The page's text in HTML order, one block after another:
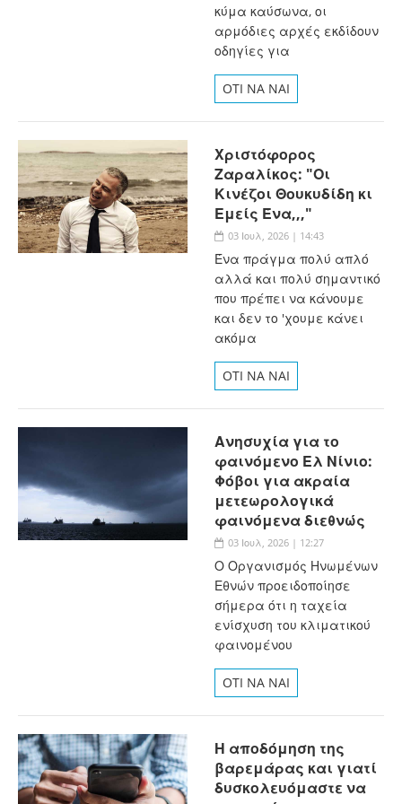
κύμα καύσωνα, οι
αρμόδιες αρχές εκδίδουν
οδηγίες για
OTI NA NAI
Χριστόφορος
Ζαραλίκος: "Οι
Κινέζοι Θουκυδίδη κι
Εμείς Ένα,,,"
03 Ιουλ, 2026 | 14:43
Ένα πράγμα πολύ απλό
αλλά και πολύ σημαντικό
που πρέπει να κάνουμε
και δεν το 'χουμε κάνει
ακόμα
OTI NA NAI
Ανησυχία για το
φαινόμενο Ελ Νίνιο:
Φόβοι για ακραία
μετεωρολογικά
φαινόμενα διεθνώς
03 Ιουλ, 2026 | 12:27
Ο Οργανισμός Ηνωμένων
Εθνών προειδοποίησε
σήμερα ότι η ταχεία
ενίσχυση του κλιματικού
φαινομένου
OTI NA NAI
Η αποδόμηση της
βαρεμάρας και γιατί
δυσκολευόμαστε να